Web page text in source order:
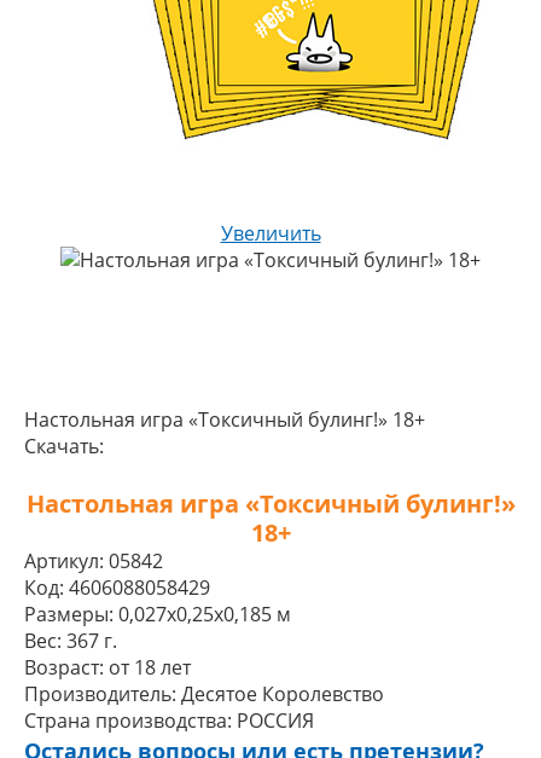
Увеличить
Настольная игра «Токсичный булинг!» 18+
Скачать:
Настольная игра «Токсичный булинг!»
18+
Артикул: 05842
Код: 4606088058429
Размеры: 0,027x0,25x0,185 м
Вес: 367 г.
Возраст: от 18 лет
Производитель: Десятое Королевство
Страна производства: РОССИЯ
Остались вопросы или есть претензии?